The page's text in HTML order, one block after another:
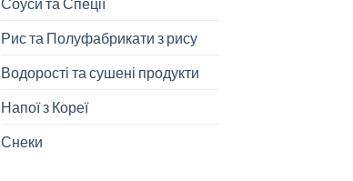
Рис та Полуфабрикати з рису
Водорості та сушені продукти
Напої з Кореї
Снеки